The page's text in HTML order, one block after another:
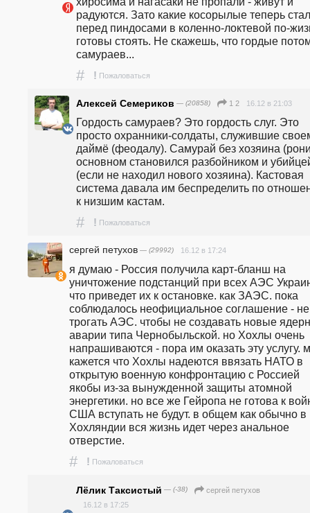
радуются. Зато какие косорылые теперь
перед пиндосами в коленно-локтевой по-
готовы стоять. Не скажешь, что гордые
самураев...
# ! Пожаловаться
Алексей Семериков — (20858) 1 2 16.12 в 21:03
Гордость самураев? Это гордость слуг. Это
просто охранники-солдаты, служившие
даймё (феодалу). Самурай без хозяина
основном становился разбойником и
(если не находил нового хозяина). Кастовая
система давала им беспределить по
к низшим кастам.
# ! Пожаловаться
сергей петухов — (29992) 16.12 в 17:24
я думаю - Россия получила карт-бланш на
уничтожение подстанций при всех АЭС
что приведет их к остановке. как ЗАЭС. пока
соблюдалось неофициальное соглашение - не
трогать АЭС. чтобы не создавать новые
аварии типа Чернобыльской. но Хохлы очень
напрашиваются - пора им оказать эту услугу.
кажется что Хохлы надеются ввязать НАТО в
открытую военную конфронтацию с Россией
якобы из-за вынужденной защиты атомной
энергетики. но все же Гейропа не готова к
США вступать не будут. в общем как обычно в
Хохляндии вся жизнь идет через анальное
отверстие.
# ! Пожаловаться
Лёлик Таксистый — (-38)
сергей петухов
16.12 в 17:25